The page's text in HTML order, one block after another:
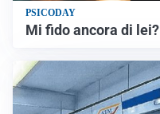
PSICODAY
Mi fido ancora di lei?